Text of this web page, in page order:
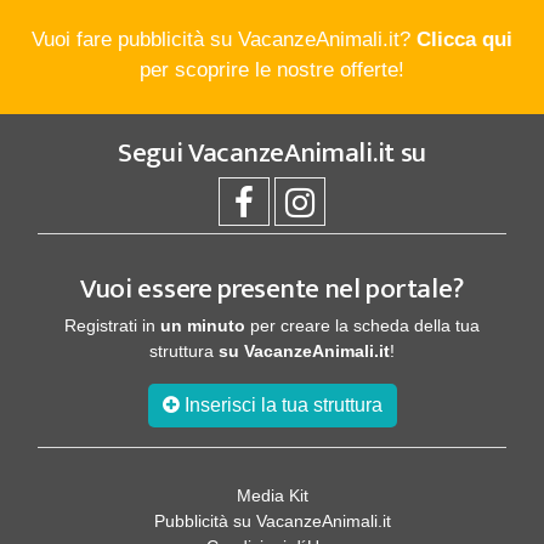
Vuoi fare pubblicità su VacanzeAnimali.it? Clicca qui
per scoprire le nostre offerte!
SeguiVacanzeAnimali.itsu
Vuoi essere presente nel portale?
Registrati in un minuto per creare la scheda della tua
struttura su VacanzeAnimali.it!
Inserisci la tua struttura
Media Kit
Pubblicità su VacanzeAnimali.it